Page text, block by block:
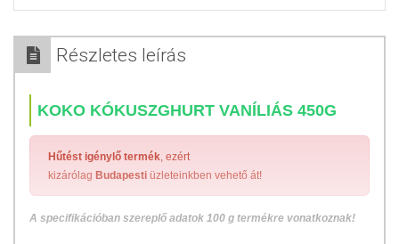
Részletes leírás
KOKO KÓKUSZGHURT VANÍLIÁS 450G
Hűtést igénylő termék, ezért
kizárólag Budapesti üzleteinkben vehető át!
A specifikációban szereplő adatok 100 g termékre vonatkoznak!